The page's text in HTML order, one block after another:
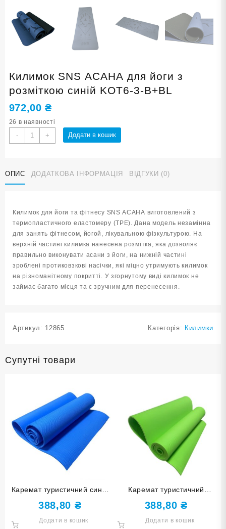
Килимок SNS АСАНА для йоги з
розміткою синій KOT6-3-В+BL
972,00₴
26 в наявності
-
Килимок
SNS
йоги
з
KOT6-
+ Додати в кошик
ОПИС ДОДАТКОВА ІНФОРМАЦІЯ ВІДГУКИ (0)
Килимок для йоги та фітнесу SNS АСАНА виготовлений з
термопластичного еластомеру (ТРЕ). Дана модель незамінна
для занять фітнесом, йогой, лікувальною фізкультурою. На
верхній частині килимка нанесена розмітка, яка дозволяє
правильно виконувати асани з йоги, на нижній частині
зроблені протиковзкові насічки, які міцно утримують килимок
на різноманітному покритті. У згорнутому виді килимок не
займає багато місця та є зручним для перенесення.
Артикул: 12865 Категорія: Килимки
Супутні товари
Каремат туристичний синій
6 мм КВ 6106-blue
388,80 ₴
Додати в кошик
Каремат туристичний
зелений 6 мм КВ 6106-
green
388,80₴
Додати в кошик